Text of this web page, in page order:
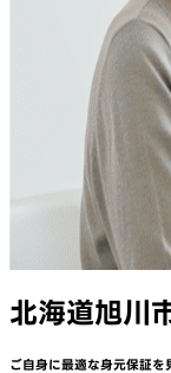
北海道旭川
ご自身に最適な身元保証を